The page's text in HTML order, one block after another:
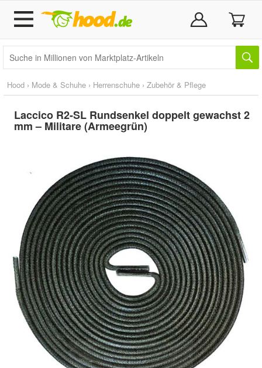
Hood › Mode & Schuhe › Herrenschuhe › Zubehör & Pflege
Laccico R2-SL Rundsenkel doppelt gewachst 2
mm – Militare (Armeegrün)
Doppelt antippen zum
vergrößern